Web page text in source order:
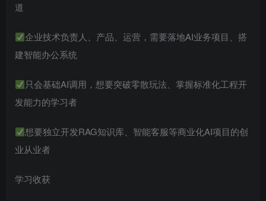
道
企业技术负责人、产品、运营，需要落地AI业务项目、搭
建智能办公系统
只会基础AI调用，想要突破零散玩法、掌握标准化工程开
发能力的学习者
想要独立开发RAG知识库、智能客服等商业化AI项目的创
业从业者
学习收获